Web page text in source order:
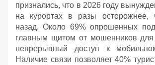
признались, что в 2026 году
на курортах в разы осторожнее,
назад. Около 69% опрошенных
главным щитом от мошенников для
непрерывный доступ к
Наличие связи позволяет 40%